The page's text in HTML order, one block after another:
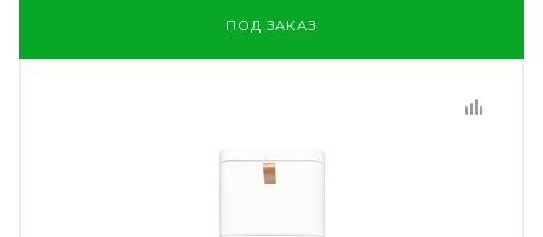
ПОД ЗАКАЗ